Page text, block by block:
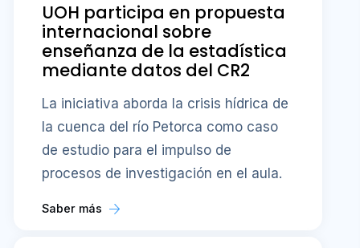
UOH participa en propuesta
internacional sobre
enseñanza de la estadística
mediante datos del CR2
La iniciativa aborda la crisis hídrica de
la cuenca del río Petorca como caso
de estudio para el impulso de
procesos de investigación en el aula.
Saber más